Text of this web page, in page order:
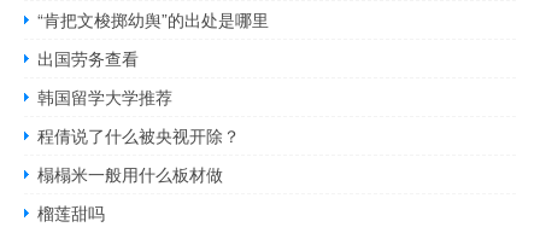
“肯把文梭掷幼舆”的出处是哪里
出国劳务查看
韩国留学大学推荐
程倩说了什么被央视开除？
榻榻米一般用什么板材做
榴莲甜吗